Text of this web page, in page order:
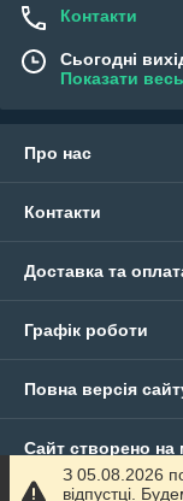
Контакти
Сьогодні
Показати
Про нас
Контакти
Доставка та
Графік роботи
Повна версія
Сайт створено на
З 05.08.2026
відпустці.